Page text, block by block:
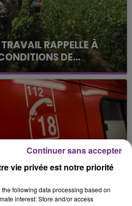
RAPPELLE À
DE...
début des vendange 2026
que prévu,
en profite pour rappeler
BLOQUE LA
LES ARDENNES
déclaré ce mercredi en
vie privée est notre priorité
the following data processing based on
interest: Store and/or access
Continuer sans accepter